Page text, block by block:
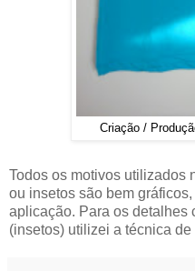
Criação /
Todos os motivos utilizados
ou insetos são bem
aplicação. Para os detalhes
(insetos) utilizei a técnica de